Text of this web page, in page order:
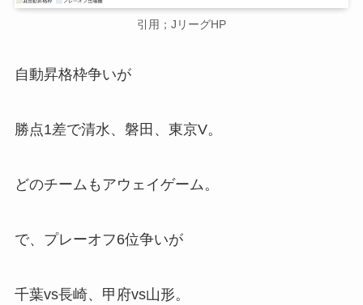
引用；JリーグHP
自動昇格枠争いが
勝点1差で清水、磐田、東京V。
どのチームもアウェイゲーム。
で、プレーオフ6位争いが
千葉vs長崎、甲府vs山形。